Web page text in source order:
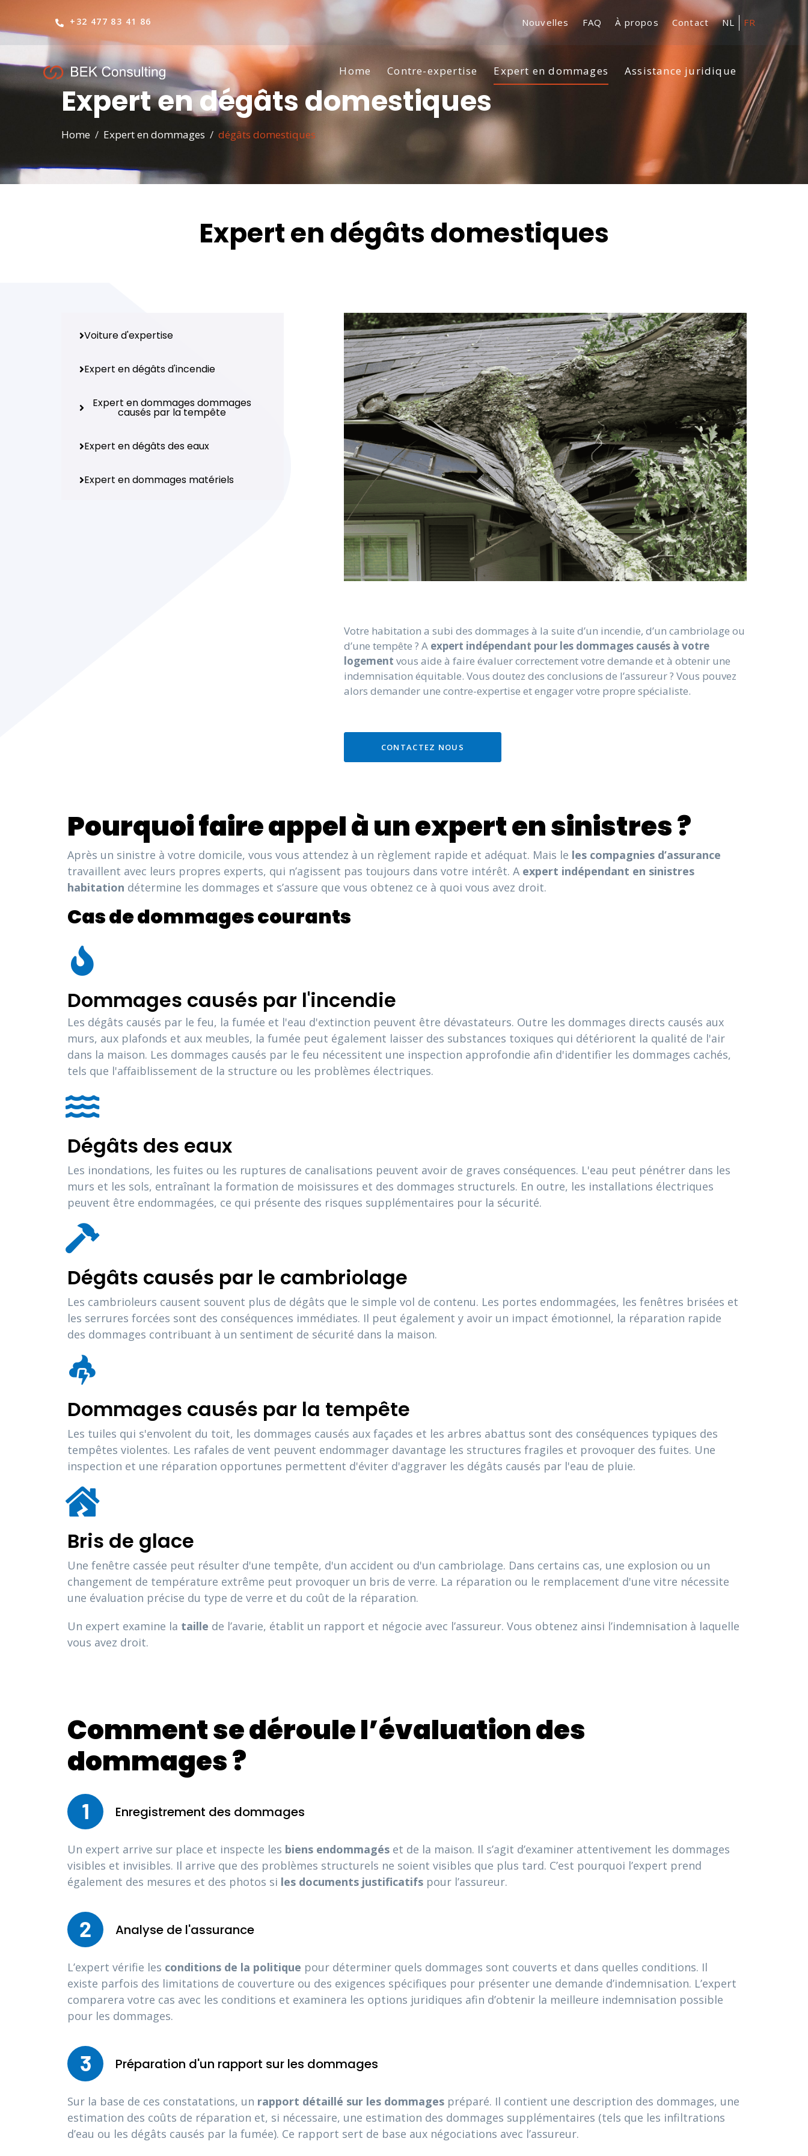
+32 477 83 41 86 Nouvelles FAQ À propos Contact NL FR
Home Contre-expertise Expert en dommages Assistance juridique
Expert en dégâts domestiques
Home Expert en dommages dégâts domestiques
Expert en dégâts domestiques
Voiture d'expertise
Expert en dégâts d'incendie
Expert en dommages dommages
causés par la tempête
Expert en dégâts des eaux
Expert en dommages matériels
Votre habitation a subi des dommages à la suite d’un incendie, d’un cambriolage ou
d’une tempête ? A expert indépendant pour les dommages causés à votre
logement vous aide à faire évaluer correctement votre demande et à obtenir une
indemnisation équitable. Vous doutez des conclusions de l’assureur ? Vous pouvez
alors demander une contre-expertise et engager votre propre spécialiste.
CONTACTEZ NOUS
Pourquoi faire appel à un expert en sinistres ?
Après un sinistre à votre domicile, vous vous attendez à un règlement rapide et adéquat. Mais le les compagnies d’assurance
travaillent avec leurs propres experts, qui n’agissent pas toujours dans votre intérêt. A expert indépendant en sinistres
habitation détermine les dommages et s’assure que vous obtenez ce à quoi vous avez droit.
Cas de dommages courants
Dommages causés par l'incendie
Les dégâts causés par le feu, la fumée et l'eau d'extinction peuvent être dévastateurs. Outre les dommages directs causés aux
murs, aux plafonds et aux meubles, la fumée peut également laisser des substances toxiques qui détériorent la qualité de l'air
dans la maison. Les dommages causés par le feu nécessitent une inspection approfondie afin d'identifier les dommages cachés,
tels que l'affaiblissement de la structure ou les problèmes électriques.
Dégâts des eaux
Les inondations, les fuites ou les ruptures de canalisations peuvent avoir de graves conséquences. L'eau peut pénétrer dans les
murs et les sols, entraînant la formation de moisissures et des dommages structurels. En outre, les installations électriques
peuvent être endommagées, ce qui présente des risques supplémentaires pour la sécurité.
Dégâts causés par le cambriolage
Les cambrioleurs causent souvent plus de dégâts que le simple vol de contenu. Les portes endommagées, les fenêtres brisées et
les serrures forcées sont des conséquences immédiates. Il peut également y avoir un impact émotionnel, la réparation rapide
des dommages contribuant à un sentiment de sécurité dans la maison.
Dommages causés par la tempête
Les tuiles qui s'envolent du toit, les dommages causés aux façades et les arbres abattus sont des conséquences typiques des
tempêtes violentes. Les rafales de vent peuvent endommager davantage les structures fragiles et provoquer des fuites. Une
inspection et une réparation opportunes permettent d'éviter d'aggraver les dégâts causés par l'eau de pluie.
Bris de glace
Une fenêtre cassée peut résulter d'une tempête, d'un accident ou d'un cambriolage. Dans certains cas, une explosion ou un
changement de température extrême peut provoquer un bris de verre. La réparation ou le remplacement d'une vitre nécessite
une évaluation précise du type de verre et du coût de la réparation.
Un expert examine la taille de l’avarie, établit un rapport et négocie avec l’assureur. Vous obtenez ainsi l’indemnisation à laquelle
vous avez droit.
Comment se déroule l’évaluation des
dommages ?
1 Enregistrement des dommages
Un expert arrive sur place et inspecte les biens endommagés et de la maison. Il s’agit d’examiner attentivement les dommages
visibles et invisibles. Il arrive que des problèmes structurels ne soient visibles que plus tard. C’est pourquoi l’expert prend
également des mesures et des photos si les documents justificatifs pour l’assureur.
2 Analyse de l'assurance
L’expert vérifie les conditions de la politique pour déterminer quels dommages sont couverts et dans quelles conditions. Il
existe parfois des limitations de couverture ou des exigences spécifiques pour présenter une demande d’indemnisation. L’expert
comparera votre cas avec les conditions et examinera les options juridiques afin d’obtenir la meilleure indemnisation possible
pour les dommages.
3 Préparation d'un rapport sur les dommages
Sur la base de ces constatations, un rapport détaillé sur les dommages préparé. Il contient une description des dommages, une
estimation des coûts de réparation et, si nécessaire, une estimation des dommages supplémentaires (tels que les infiltrations
d’eau ou les dégâts causés par la fumée). Ce rapport sert de base aux négociations avec l’assureur.